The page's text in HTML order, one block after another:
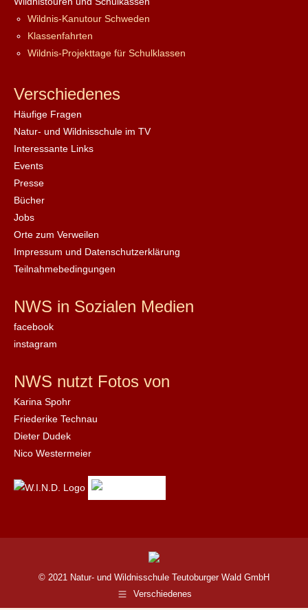
Wildnis-Kanutour Schweden
Klassenfahrten
Wildnis-Projekttage für Schulklassen
Verschiedenes
Häufige Fragen
Natur- und Wildnisschule im TV
Interessante Links
Events
Presse
Bücher
Jobs
Orte zum Verweilen
Impressum und Datenschutzerklärung
Teilnahmebedingungen
NWS in Sozialen Medien
facebook
instagram
NWS nutzt Fotos von
Karina Spohr
Friederike Technau
Dieter Dudek
Nico Westermeier
© 2021 Natur- und Wildnisschule Teutoburger Wald GmbH
Verschiedenes